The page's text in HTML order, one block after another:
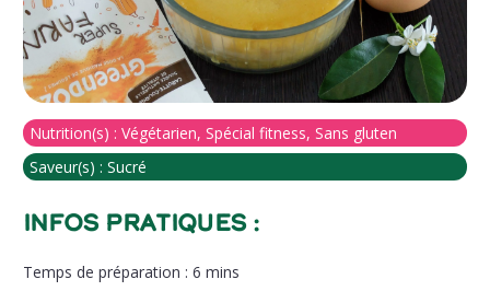
Nutrition(s) : Végétarien, Spécial fitness, Sans gluten
Saveur(s) : Sucré
Infos pratiques :
Temps de préparation : 6 mins